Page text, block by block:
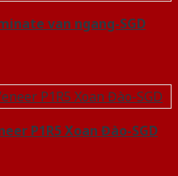
van ngang-SGD
P1R5 Xoan Đào-SGD